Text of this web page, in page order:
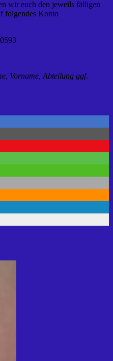
wir euch den jeweils fälligen
folgendes Konto
Vorname, Abteilung ggf.